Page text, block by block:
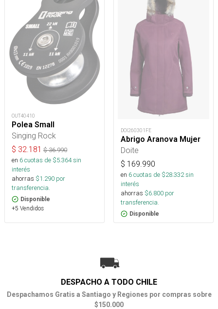
OUT40410
Polea Small
Singing Rock
$ 32.181 $36.990
en 6cuotas de $5.364sin
interés
ahorras $1.290 por
transferencia.
Disponible
+5 Vendidos
DOI260301FE
Abrigo Aranova Mujer
Doite
$ 169.990
en 6cuotas de $28.332sin
interés
ahorras $6.800 por
transferencia.
Disponible
DESPACHO A TODO CHILE
Despachamos Gratis a Santiago y Regiones por compras sobre
$150.000